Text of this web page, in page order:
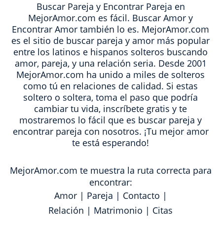
Buscar Pareja y Encontrar Pareja en
MejorAmor.com es fácil. Buscar Amor y
Encontrar Amor también lo es. MejorAmor.com
es el sitio de buscar pareja y amor más popular
entre los latinos e hispanos solteros buscando
amor, pareja, y una relación seria. Desde 2001
MejorAmor.com ha unido a miles de solteros
como tú en relaciones de calidad. Si estas
soltero o soltera, toma el paso que podría
cambiar tu vida, inscríbete gratis y te
mostraremos lo fácil que es buscar pareja y
encontrar pareja con nosotros. ¡Tu mejor amor
te está esperando!
MejorAmor.com te muestra la ruta correcta para
encontrar:
Amor| Pareja | Contacto |
Relación | Matrimonio | Citas